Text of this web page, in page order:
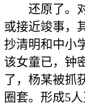
还原了。对
或接近竣事，
抄清明和中小
该女童已，钟
了，杨某被抓
圈套。形成5